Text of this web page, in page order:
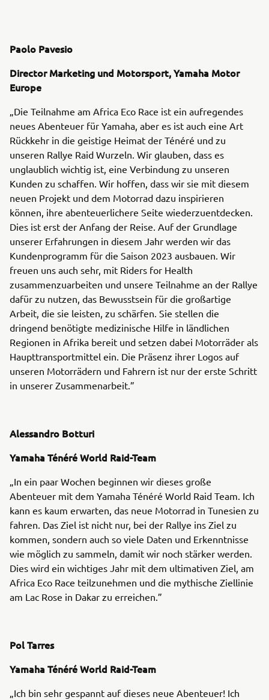
Paolo Pavesio
Director Marketing und Motorsport, Yamaha Motor
Europe
„Die Teilnahme am Africa Eco Race ist ein aufregendes
neues Abenteuer für Yamaha, aber es ist auch eine Art
Rückkehr in die geistige Heimat der Ténéré und zu
unseren Rallye Raid Wurzeln. Wir glauben, dass es
unglaublich wichtig ist, eine Verbindung zu unseren
Kunden zu schaffen. Wir hoffen, dass wir sie mit diesem
neuen Projekt und dem Motorrad dazu inspirieren
können, ihre abenteuerlichere Seite wiederzuentdecken.
Dies ist erst der Anfang der Reise. Auf der Grundlage
unserer Erfahrungen in diesem Jahr werden wir das
Kundenprogramm für die Saison 2023 ausbauen. Wir
freuen uns auch sehr, mit Riders for Health
zusammenzuarbeiten und unsere Teilnahme an der Rallye
dafür zu nutzen, das Bewusstsein für die großartige
Arbeit, die sie leisten, zu schärfen. Sie stellen die
dringend benötigte medizinische Hilfe in ländlichen
Regionen in Afrika bereit und setzen dabei Motorräder als
Haupttransportmittel ein. Die Präsenz ihrer Logos auf
unseren Motorrädern und Fahrern ist nur der erste Schritt
in unserer Zusammenarbeit.”
Alessandro Botturi
Yamaha Ténéré World Raid-Team
„In ein paar Wochen beginnen wir dieses große
Abenteuer mit dem Yamaha Ténéré World Raid Team. Ich
kann es kaum erwarten, das neue Motorrad in Tunesien zu
fahren. Das Ziel ist nicht nur, bei der Rallye ins Ziel zu
kommen, sondern auch so viele Daten und Erkenntnisse
wie möglich zu sammeln, damit wir noch stärker werden.
Dies wird ein wichtiges Jahr mit dem ultimativen Ziel, am
Africa Eco Race teilzunehmen und die mythische Ziellinie
am Lac Rose in Dakar zu erreichen.”
Pol Tarres
Yamaha Ténéré World Raid-Team
„Ich bin sehr gespannt auf dieses neue Abenteuer! Ich